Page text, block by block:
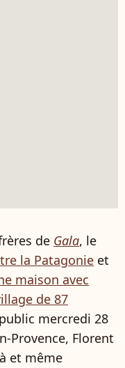
de Gala, le
la Patagonie et
maison avec
de 87
mercredi 28
Provence, Florent
et même